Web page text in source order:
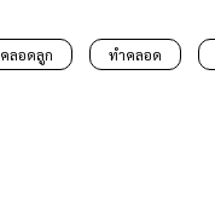
คลอดลูก ทำคลอด